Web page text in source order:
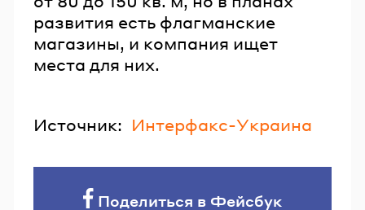
развития есть флагманские
магазины, и компания ищет
места для них.
Источник: Интерфакс-Украина
Поделиться в Фейсбук